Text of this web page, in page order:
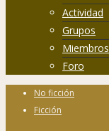
Actividad
Grupos
Miembros
Foro
No ficción
Ficción